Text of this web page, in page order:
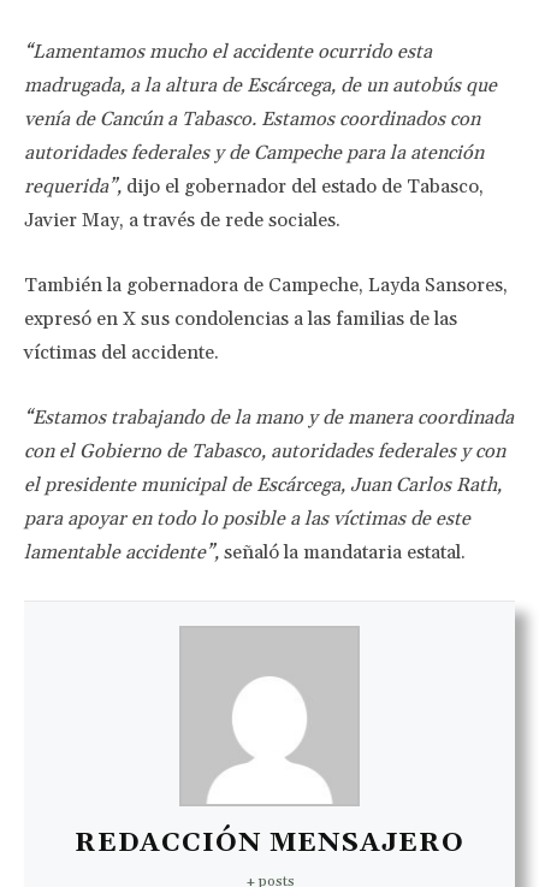
“Lamentamos mucho el accidente ocurrido esta
madrugada, a la altura de Escárcega, de un autobús que
venía de Cancún a Tabasco. Estamos coordinados con
autoridades federales y de Campeche para la atención
requerida”, dijo el gobernador del estado de Tabasco,
Javier May, a través de rede sociales.
También la gobernadora de Campeche, Layda Sansores,
expresó en X sus condolencias a las familias de las
víctimas del accidente.
“Estamos trabajando de la mano y de manera coordinada
con el Gobierno de Tabasco, autoridades federales y con
el presidente municipal de Escárcega, Juan Carlos Rath,
para apoyar en todo lo posible a las víctimas de este
lamentable accidente”, señaló la mandataria estatal.
REDACCIÓN MENSAJERO
+ posts